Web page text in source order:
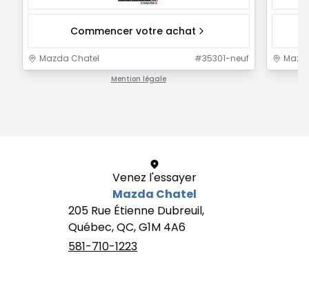
Commencer votre achat
Mazda Chatel #35301-neuf
Mention légale
Venez l'essayer
Mazda Chatel
205 Rue Étienne Dubreuil,
Québec, QC, G1M 4A6
581-710-1223